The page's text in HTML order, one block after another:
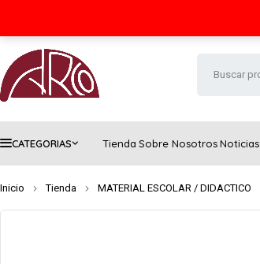
CATEGORIAS Tienda Sobre NosotrosNoticias
Inicio Tienda MATERIAL ESCOLAR / DIDACTICO